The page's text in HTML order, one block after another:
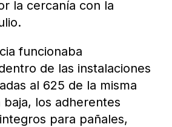
la cercanía con la
funcionaba
de las instalaciones
al 625 de la misma
los adherentes
para pañales,